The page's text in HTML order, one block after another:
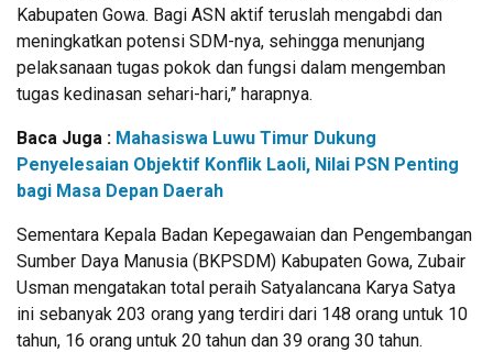
Kabupaten Gowa. Bagi ASN aktif teruslah mengabdi dan
meningkatkan potensi SDM-nya, sehingga menunjang
pelaksanaan tugas pokok dan fungsi dalam mengemban
tugas kedinasan sehari-hari,” harapnya.
Baca Juga : Mahasiswa Luwu Timur Dukung
Penyelesaian Objektif Konflik Laoli, Nilai PSN Penting
bagi Masa Depan Daerah
Sementara Kepala Badan Kepegawaian dan Pengembangan
Sumber Daya Manusia (BKPSDM) Kabupaten Gowa, Zubair
Usman mengatakan total peraih Satyalancana Karya Satya
ini sebanyak 203 orang yang terdiri dari 148 orang untuk 10
tahun, 16 orang untuk 20 tahun dan 39 orang 30 tahun.